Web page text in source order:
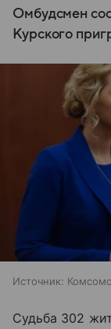
Омбудсмен
Курского
Источник:
Судьба 302